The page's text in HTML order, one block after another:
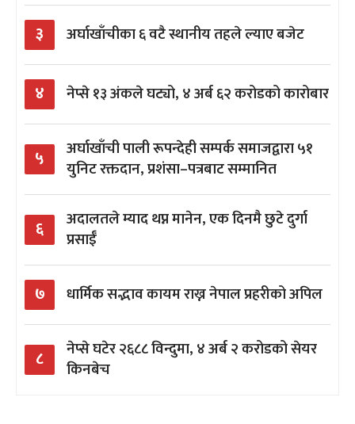
३ अर्घाखाँचीका ६ वटै स्थानीय तहले ल्याए बजेट
४ नेप्से १३ अंकले घट्यो, ४ अर्ब ६२ करोडको कारोबार
५
अर्घाखाँची पाली रूपन्देही सम्पर्क समाजद्वारा ५१
युनिट रक्तदान, प्रशंसा–पत्रबाट सम्मानित
६
अदालतले म्याद थप्न मानेन, एक दिनमै छुटे दुर्गा
प्रसाईँ
७ धार्मिक सद्भाव कायम राख्न नेपाल प्रहरीको अपिल
८
नेप्से घटेर २६८८ विन्दुमा, ४ अर्ब २ करोडको सेयर
किनबेच